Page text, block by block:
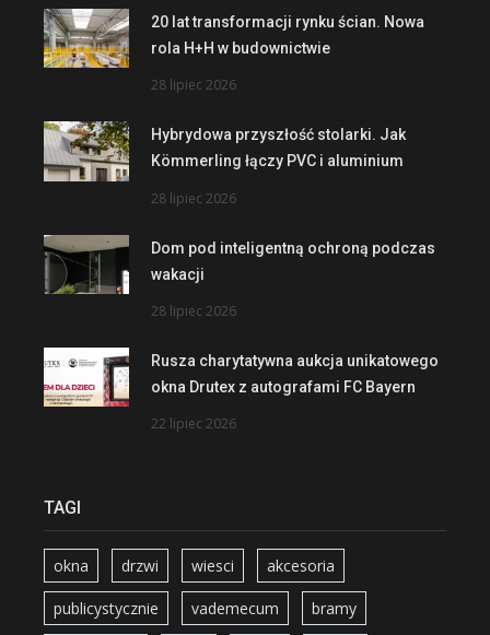
20 lat transformacji rynku ścian. Nowa
rola H+H w budownictwie
28 lipiec 2026
Hybrydowa przyszłość stolarki. Jak
Kömmerling łączy PVC i aluminium
28 lipiec 2026
Dom pod inteligentną ochroną podczas
wakacji
28 lipiec 2026
Rusza charytatywna aukcja unikatowego
okna Drutex z autografami FC Bayern
22 lipiec 2026
TAGI
okna drzwi wiesci akcesoria
publicystycznie vademecum bramy